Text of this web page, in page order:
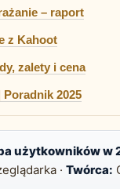
– raport
z Kahoot
zalety i cena
2025
użytkowników w
· Twórca: